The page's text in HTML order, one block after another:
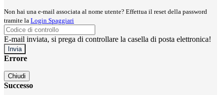
Non hai una e-mail associata al nome utente? Effettua il reset della password
tramite la Login Spaggiari
E-mail inviata, si prega di controllare la casella di posta elettronica!
Errore
Chiudi
Successo